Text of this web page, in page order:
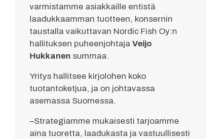
varmistamme asiakkaille entistä
laadukkaamman tuotteen, konsernin
taustalla vaikuttavan Nordic Fish Oy:n
hallituksen puheenjohtaja Veijo
Hukkanen summaa.
Yritys hallitsee kirjolohen koko
tuotantoketjua, ja on johtavassa
asemassa Suomessa.
–Strategiamme mukaisesti tarjoamme
aina tuoretta, laadukasta ja vastuullisesti